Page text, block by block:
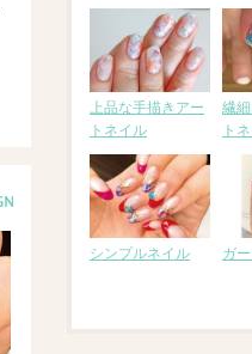
上品な手描きアー
トネイル
繊
ト
シンプルネイル ガ